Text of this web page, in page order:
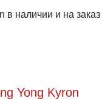
наличии и на заказ
Yong Kyron